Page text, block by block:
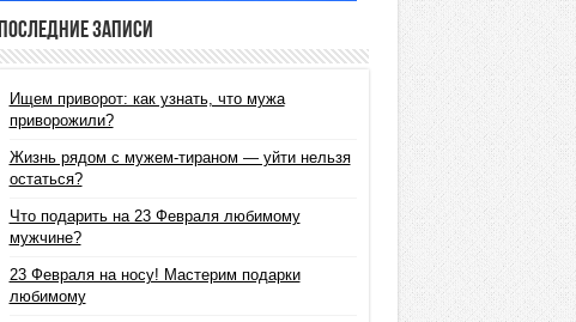
Последние записи
Ищем приворот: как узнать, что мужа
приворожили?
Жизнь рядом с мужем-тираном — уйти нельзя
остаться?
Что подарить на 23 Февраля любимому
мужчине?
23 Февраля на носу! Мастерим подарки
любимому